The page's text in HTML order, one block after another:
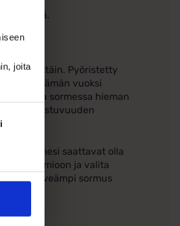
joitapäivittäin. Pyöristetty
Tämän vuoksi
tuntua sormessa hieman
istuvuuden
Sormesi saattavat olla
huomioon ja valita
leveämpi sormus